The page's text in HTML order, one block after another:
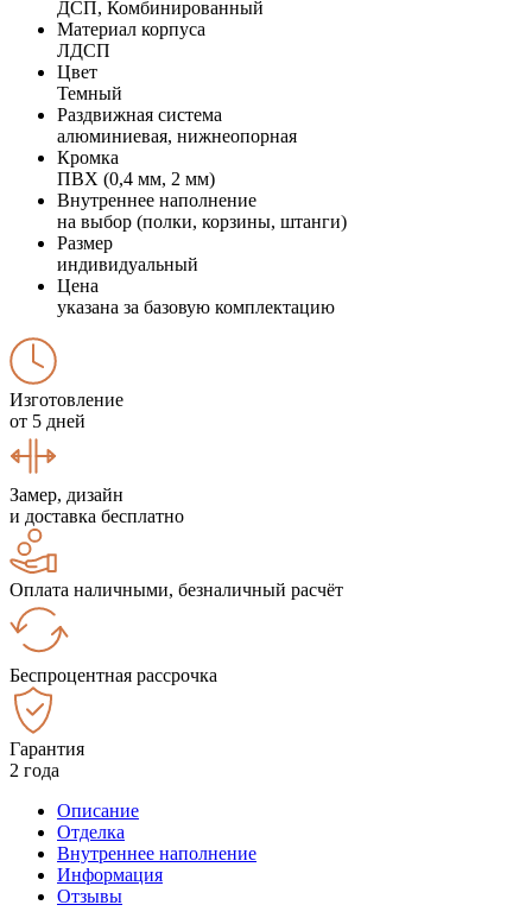
ДСП, Комбинированный
Материал корпуса
ЛДСП
Цвет
Темный
Раздвижная система
алюминиевая, нижнеопорная
Кромка
ПВХ (0,4 мм, 2 мм)
Внутреннее наполнение
на выбор (полки, корзины, штанги)
Размер
индивидуальный
Цена
указана за базовую комплектацию
Изготовление
от 5 дней
Замер, дизайн
и доставка бесплатно
Оплата наличными, безналичный расчёт
Беспроцентная рассрочка
Гарантия
2 года
Описание
Отделка
Внутреннее наполнение
Информация
Отзывы